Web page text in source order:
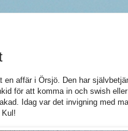
en affär i Örsjö. Den har
för att komma in och swish
Idag var det invigning med